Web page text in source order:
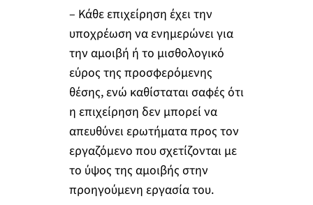
– Κάθε επιχείρηση έχει την
υποχρέωση να ενημερώνει για
την αμοιβή ή το μισθολογικό
εύρος της προσφερόμενης
θέσης, ενώ καθίσταται σαφές ότι
η επιχείρηση δεν μπορεί να
απευθύνει ερωτήματα προς τον
εργαζόμενο που σχετίζονται με
το ύψος της αμοιβής στην
προηγούμενη εργασία του.